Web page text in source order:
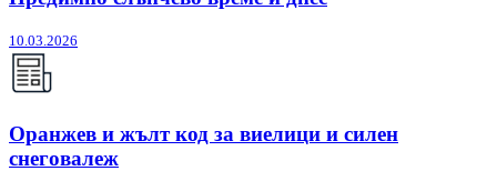
10.03.2026
Оранжев и жълт код за виелици и силен
снеговалеж